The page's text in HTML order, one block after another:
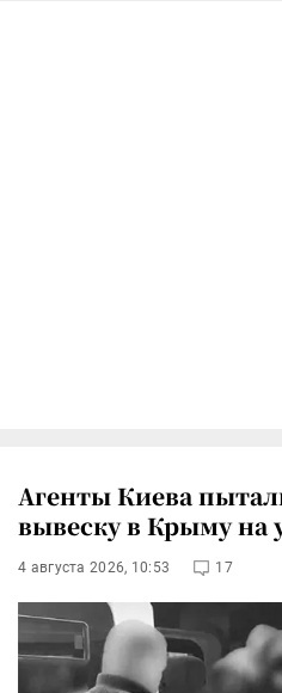
Агенты Киева
вывеску в Крыму на
4 августа 2026, 10:53 17